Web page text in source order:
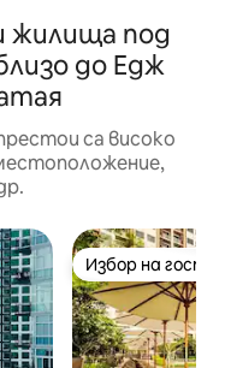
жилища под
до Едж
са високо
Избор на
Избор на